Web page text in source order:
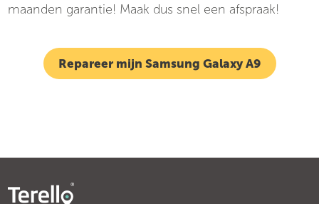
maanden garantie! Maak dus snel een afspraak!
Repareer mijn Samsung Galaxy A9